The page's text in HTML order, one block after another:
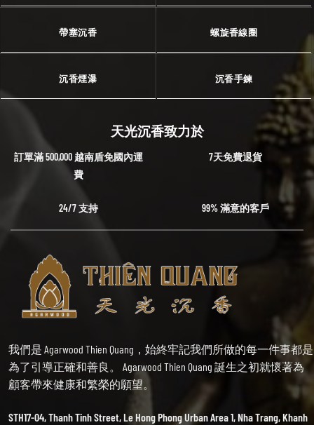
帶塞沉香 螺旋香線圈
沉香煙瀑 沉香手鍊
天光沉香致力於
訂單滿 500,000 越南盾免國內運
費
7天免費退貨
24/7 支持 99% 滿意的客戶
我們是 Agarwood Thien Quang，始終牢記我們所做的每一件事都是
為了引導正確和善良。 Agarwood Thien Quang 誕生之初就懷著為
顧客帶來健康和繁榮的願望。
STH17-04, Thanh Tinh Street, Le Hong Phong Urban Area 1, Nha Trang, Khanh